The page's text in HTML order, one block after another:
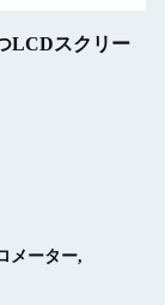
LCDスクリー
メーター,